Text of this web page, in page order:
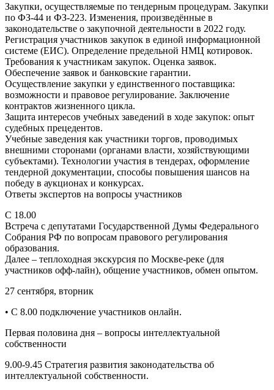
Закупки, осуществляемые по тендерным процедурам. Закупки
по ФЗ-44 и ФЗ-223. Изменения, произведённые в
законодательстве о закупочной деятельности в 2022 году.
Регистрация участников закупок в единой информационной
системе (ЕИС). Определение предельной НМЦ котировок.
Требования к участникам закупок. Оценка заявок.
Обеспечение заявок и банковские гарантии.
Осуществление закупки у единственного поставщика:
возможности и правовое регулирование. Заключение
контрактов жизненного цикла.
Защита интересов учебных заведений в ходе закупок: опыт
судебных прецедентов.
Учебные заведения как участники торгов, проводимых
внешними сторонами (органами власти, хозяйствующими
субъектами). Технологии участия в тендерах, оформление
тендерной документации, способы повышения шансов на
победу в аукционах и конкурсах.
Ответы экспертов на вопросы участников
С 18.00
Встреча с депутатами Государственной Думы Федерального
Собрания РФ по вопросам правового регулирования
образования.
Далее – теплоходная экскурсия по Москве-реке (для
участников офф-лайн), общение участников, обмен опытом.
27 сентября, вторник
• С 8.00 подключение участников онлайн.
Первая половина дня – вопросы интеллектуальной
собственности
9.00-9.45 Стратегия развития законодательства об
интеллектуальной собственности.